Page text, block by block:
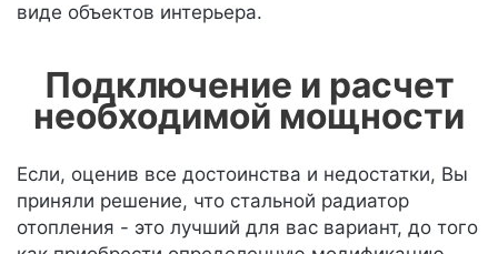
виде объектов интерьера.
Подключение и расчет
необходимой мощности
Если, оценив все достоинства и недостатки, Вы
приняли решение, что стальной радиатор
отопления - это лучший для вас вариант, до того